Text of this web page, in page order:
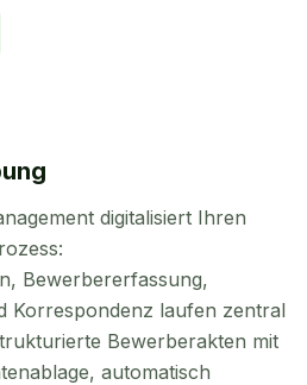
digitalisiert Ihren
Bewerbererfassung,
Korrespondenz laufen zentral
Bewerberakten mit
automatisch